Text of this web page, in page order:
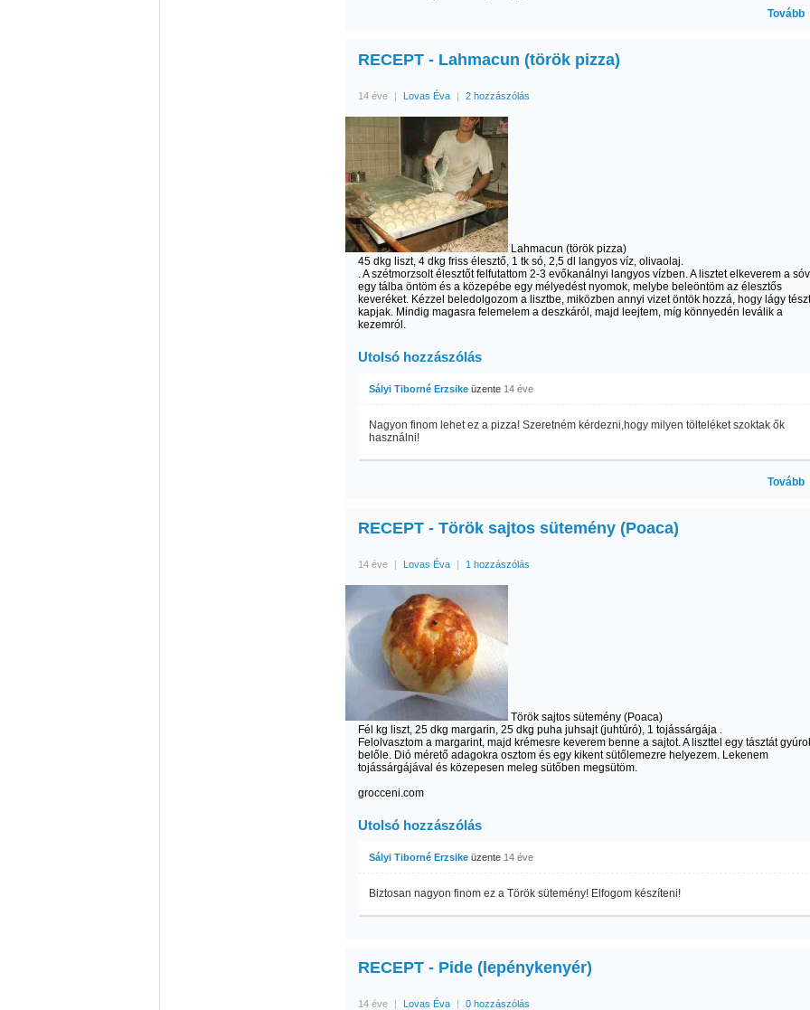
Tovább
RECEPT - Lahmacun (török pizza)
14 éve | Lovas Éva | 2 hozzászólás
Lahmacun (török pizza)
45 dkg liszt, 4 dkg friss élesztő, 1 tk só, 2,5 dl langyos víz, olivaolaj.
. A szétmorzsolt élesztőt felfutattom 2-3 evőkanálnyi langyos vízben. A lisztet elkeverem a
egy tálba öntöm és a közepébe egy mélyedést nyomok, melybe beleöntöm az élesztős
keveréket. Kézzel beledolgozom a lisztbe, miközben annyi vizet öntök hozzá, hogy lágy
kapjak. Mindig magasra felemelem a deszkáról, majd leejtem, míg könnyedén leválik a
kezemról.
Utolsó hozzászólás
Sályi Tiborné Erzsike üzente 14 éve
Nagyon finom lehet ez a pizza! Szeretném kérdezni,hogy milyen tölteléket szoktak ők
használni!
Tovább
RECEPT - Török sajtos sütemény (Poaca)
14 éve | Lovas Éva | 1 hozzászólás
Török sajtos sütemény (Poaca)
Fél kg liszt, 25 dkg margarin, 25 dkg puha juhsajt (juhtúró), 1 tojássárgája .
Felolvasztom a margarint, majd krémesre keverem benne a sajtot. A liszttel egy tásztát
belőle. Dió mérető adagokra osztom és egy kikent sütőlemezre helyezem. Lekenem
tojássárgájával és közepesen meleg sütőben megsütöm.
grocceni.com
Utolsó hozzászólás
Sályi Tiborné Erzsike üzente 14 éve
Biztosan nagyon finom ez a Török sütemény! Elfogom készíteni!
RECEPT - Pide (lepénykenyér)
14 éve | Lovas Éva | 0 hozzászólás